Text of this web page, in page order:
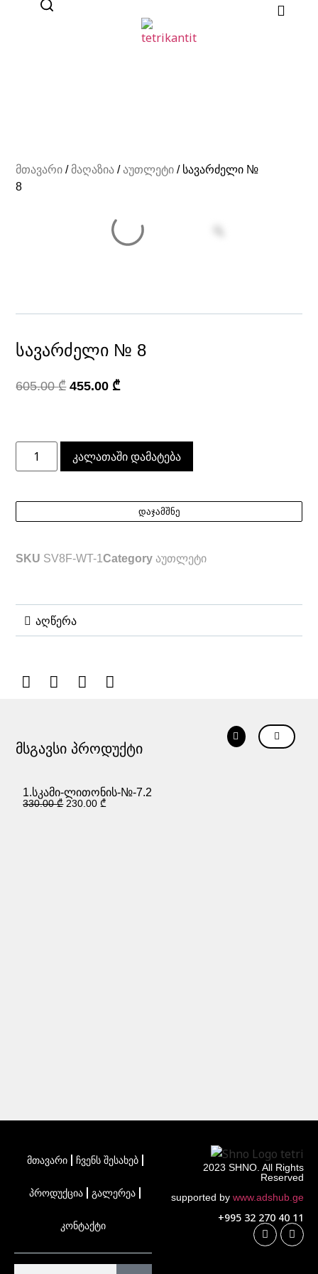
მთავარი /მაღაზია /აუთლეტი / სავარძელი №
8
სავარძელი № 8
605.00₾ 455.00 ₾
კალათაში დამატება
დაჯამშნე
SKU SV8F-WT-1Category აუთლეტი
აღწერა
მსგავსი პროდუქტი
1.სკამი-ლითონის-№-7.2
330.00₾ 230.00 ₾
მთავარი ჩვენს შესახებ
პროდუქცია გალერეა
კონტაქტი
2023 SHNO. All Rights
Reserved
supported by www.adshub.ge
+995 32 270 40 11